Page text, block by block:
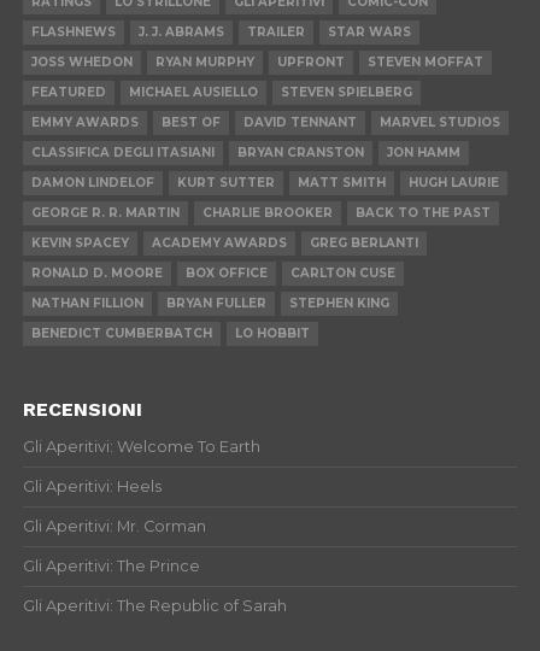
FLASHNEWS
J. J. ABRAMS TRAILER
STAR WARS
JOSS WHEDON
RYAN MURPHY UPFRONT
STEVEN MOFFAT
FEATURED
MICHAEL AUSIELLO
STEVEN SPIELBERG
EMMY AWARDS
BEST OF DAVID TENNANT
MARVEL STUDIOS
CLASSIFICA DEGLI ITASIANI
BRYAN CRANSTON
JON HAMM
DAMON LINDELOF
KURT SUTTER MATT SMITH
HUGH LAURIE
GEORGE R. R. MARTIN
CHARLIE BROOKER
BACK TO THE PAST
KEVIN SPACEY
ACADEMY AWARDS
GREG BERLANTI
RONALD D. MOORE
BOX OFFICE
CARLTON CUSE
NATHAN FILLION
BRYAN FULLER
STEPHEN KING
BENEDICT CUMBERBATCH
LO HOBBIT
RECENSIONI
Gli Aperitivi: Welcome To Earth
Gli Aperitivi: Heels
Gli Aperitivi: Mr. Corman
Gli Aperitivi: The Prince
Gli Aperitivi: The Republic of Sarah